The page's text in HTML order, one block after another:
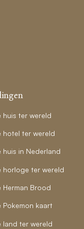
huis ter wereld
hotel ter wereld
huis in Nederland
horloge ter wereld
Herman Brood
Pokemon kaart
land ter wereld